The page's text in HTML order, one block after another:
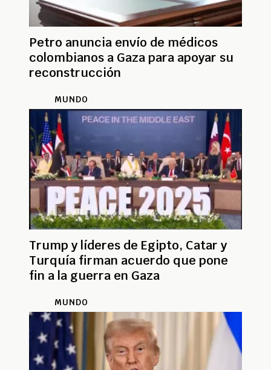
Petro anuncia envío de médicos
colombianos a Gaza para apoyar su
reconstrucción
MUNDO
Trump y líderes de Egipto, Catar y
Turquía firman acuerdo que pone
fin a la guerra en Gaza
MUNDO